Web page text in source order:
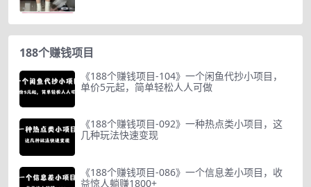
188个赚钱项目
《188个赚钱项目-104》一个闲鱼代抄小项目，
单价5元起，简单轻松人人可做
《188个赚钱项目-092》一种热点类小项目，这
几种玩法快速变现
《188个赚钱项目-086》一个信息差小项目，收
益惊人躺赚1800+